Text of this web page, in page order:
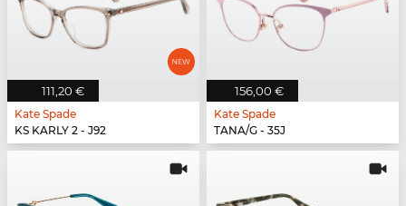
111,20 €
Kate Spade
KS KARLY 2 - J92
156,00 €
Kate Spade
TANA/G - 35J